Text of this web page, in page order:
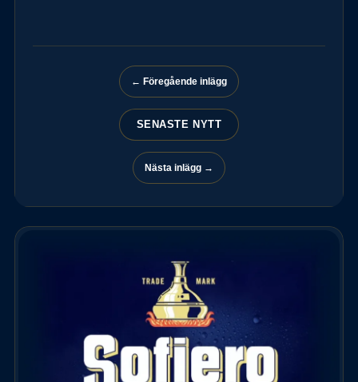
← Föregående inlägg
SENASTE NYTT
Nästa inlägg →